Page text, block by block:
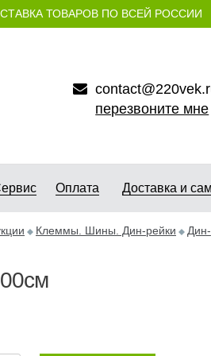
ТОВАРОВ ПО ВСЕЙ РОССИИ
перезвоните мне
Оплата Доставка и
Клеммы. Шины. Дин-рейки